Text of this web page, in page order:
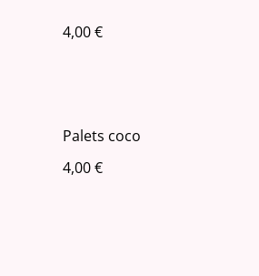
4,00 €
Palets coco
4,00 €